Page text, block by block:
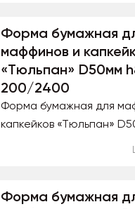
Форма бумажная
маффинов и
«Тюльпан» D50мм
200/2400
Форма бумажная для
капкейков «Тюльпан»
Форма бумажная